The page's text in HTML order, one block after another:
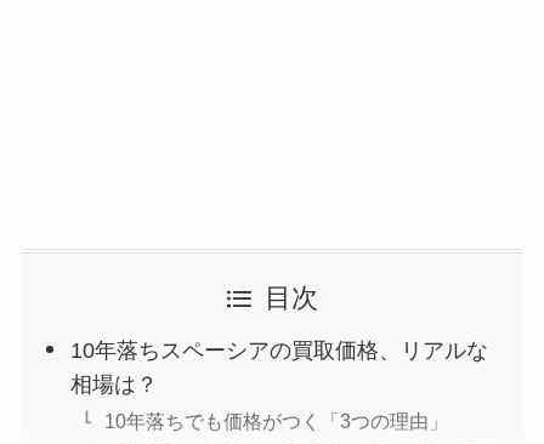
目次
10年落ちスペーシアの買取価格、リアルな
相場は？
10年落ちでも価格がつく「3つの理由」